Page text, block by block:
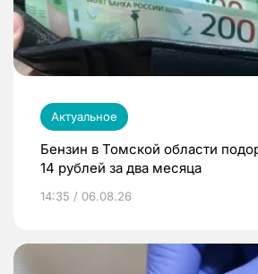
Актуальное
Бензин в Томской области
14 рублей за два месяца
14:35 / 06.08.26